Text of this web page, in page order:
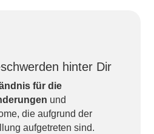
hinter Dir
für die
und
die aufgrund der
aufgetreten sind.